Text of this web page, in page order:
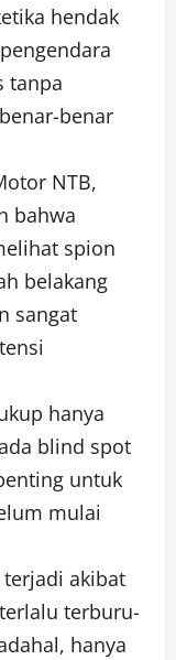
hendak
tanpa
benar
NTB,
bahwa
spion
belakang
sangat
hanya
blind spot
untuk
mulai
terjadi akibat
terburu-
hanya